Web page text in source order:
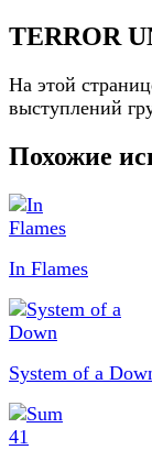
TERROR
На этой
выступлений
Похожие
In Flames
System of a